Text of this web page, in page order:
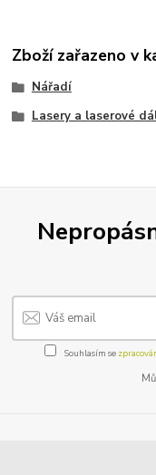
Zboží zařazeno v
Nářadí
Lasery a laserové
Souhlasím se